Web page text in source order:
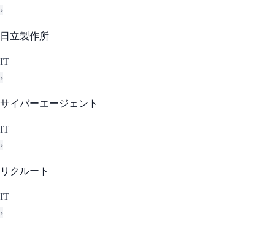
›
日立製作所
IT
›
サイバーエージェント
IT
›
リクルート
IT
›